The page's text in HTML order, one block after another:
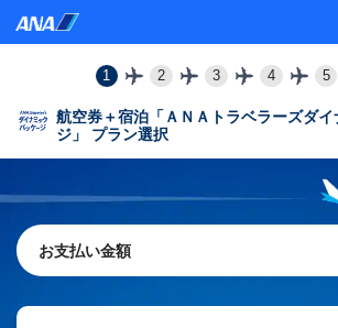
1 2 3 4 5
航空券＋宿泊「ＡＮＡトラベラーズダ
ジ」 プラン選択
お支払い金額